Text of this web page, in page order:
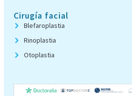
Cirugía facial
Blefaroplastia
Rinoplastia
Otoplastia